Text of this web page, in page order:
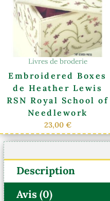
Livres de broderie
Embroidered Boxes
de Heather Lewis
RSN Royal School of
Needlework
23,00 €
Description
Avis (0)